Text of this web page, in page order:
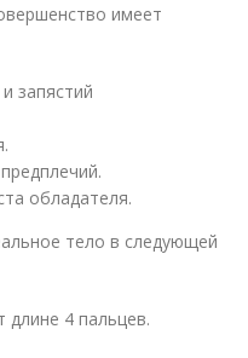
имеет
запястий
обладателя.
тело в следующей
длине 4 пальцев.